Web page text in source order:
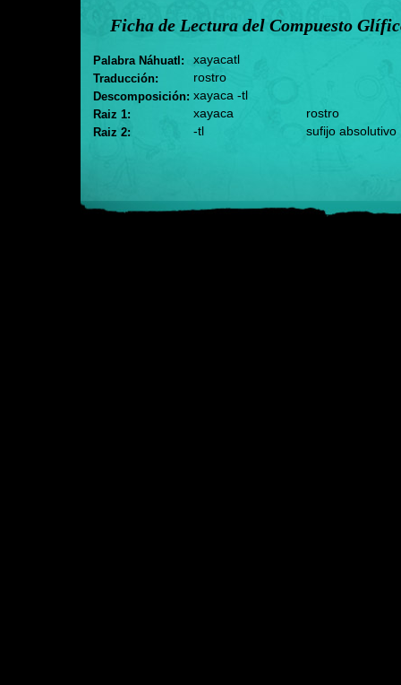
Ficha de Lectura del Compuesto
Palabra Náhuatl: xayacatl
Traducción: rostro
Descomposición: xayaca -tl
Raiz 1: xayaca rostro
Raiz 2: -tl sufijo absolutivo